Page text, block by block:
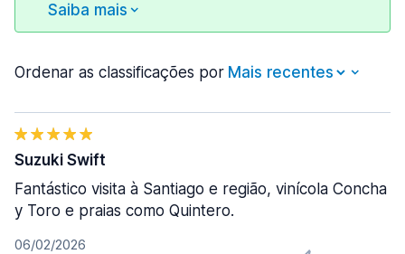
Saiba mais
Ordenar as classificações por
06/02/2026
Suzuki Swift
Fantástico visita à Santiago e região, vinícola Concha
y Toro e praias como Quintero.